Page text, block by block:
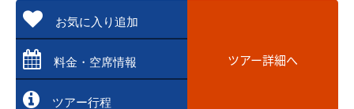
お気に入り追加
料金・空席情報
ツアー行程
ツアー詳細へ